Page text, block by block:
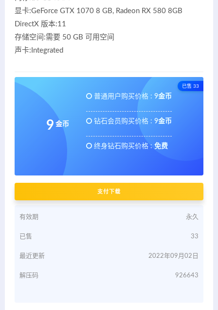
显卡:GeForce GTX 1070 8 GB, Radeon RX 580 8GB
DirectX 版本:11
存储空间:需要 50 GB 可用空间
声卡:Integrated
已售 33
9 金币
普通用户购买价格 : 9金币
钻石会员购买价格 : 9金币
终身钻石购买价格 : 免费
支付下载
有效期 永久
已售 33
最近更新 2022年09月02日
解压码 926643